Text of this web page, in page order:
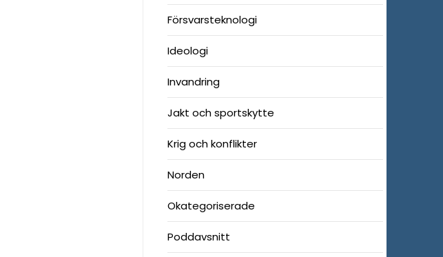
Försvarsteknologi
Ideologi
Invandring
Jakt och sportskytte
Krig och konflikter
Norden
Okategoriserade
Poddavsnitt